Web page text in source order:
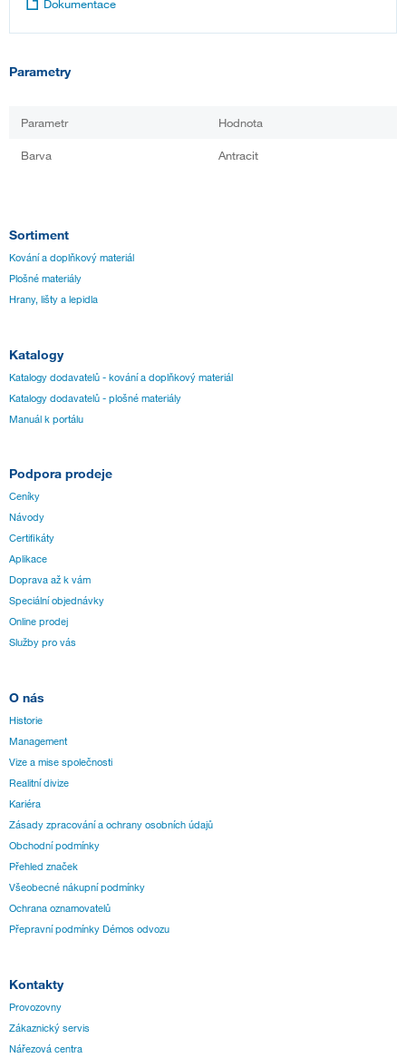
Dokumentace
Parametry
Parametr Hodnota
Barva Antracit
Sortiment
Kování a doplňkový materiál
Plošné materiály
Hrany, lišty a lepidla
Katalogy
Katalogy dodavatelů - kování a doplňkový materiál
Katalogy dodavatelů - plošné materiály
Manuál k portálu
Podpora prodeje
Ceníky
Návody
Certifikáty
Aplikace
Doprava až k vám
Speciální objednávky
Online prodej
Služby pro vás
O nás
Historie
Management
Vize a mise společnosti
Realitní divize
Kariéra
Zásady zpracování a ochrany osobních údajů
Obchodní podmínky
Přehled značek
Všeobecné nákupní podmínky
Ochrana oznamovatelů
Přepravní podmínky Démos odvozu
Kontakty
Provozovny
Zákaznický servis
Nářezová centra